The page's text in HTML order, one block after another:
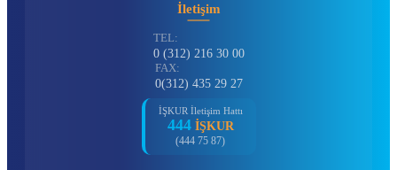
İletişim
TEL:
0 (312) 216 30 00
FAX:
0(312) 435 29 27
İŞKUR İletişim Hattı
444 İŞKUR
(444 75 87)